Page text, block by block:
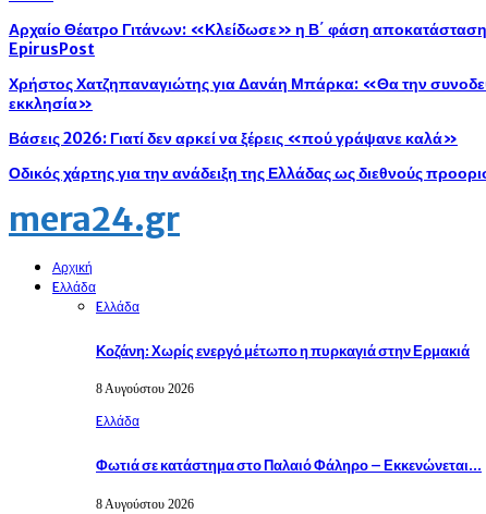
Αρχαίο Θέατρο Γιτάνων: «Κλείδωσε» η Β΄ φάση
EpirusPost
Χρήστος Χατζηπαναγιώτης για Δανάη Μπάρκα: «Θα την
εκκλησία»
Βάσεις 2026: Γιατί δεν αρκεί να ξέρεις «πού γράψανε καλά»
Οδικός χάρτης για την ανάδειξη της Ελλάδας ως διεθνούς
mera24.gr
Αρχική
Eλλάδα
Eλλάδα
Κοζάνη: Χωρίς ενεργό μέτωπο η πυρκαγιά στην Ερμακιά
8 Αυγούστου 2026
Eλλάδα
Φωτιά σε κατάστημα στο Παλαιό Φάληρο – Εκκενώνεται…
8 Αυγούστου 2026